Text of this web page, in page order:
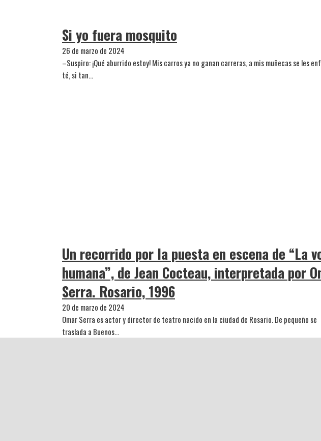
Si yo fuera mosquito
26 de marzo de 2024
–Suspiro: ¡Qué aburrido estoy! Mis carros ya no ganan carreras, a mis muñecas se les
té, si tan…
Un recorrido por la puesta en escena de “La
humana”, de Jean Cocteau, interpretada por
Serra. Rosario, 1996
20 de marzo de 2024
Omar Serra es actor y director de teatro nacido en la ciudad de Rosario. De pequeño se
traslada a Buenos…